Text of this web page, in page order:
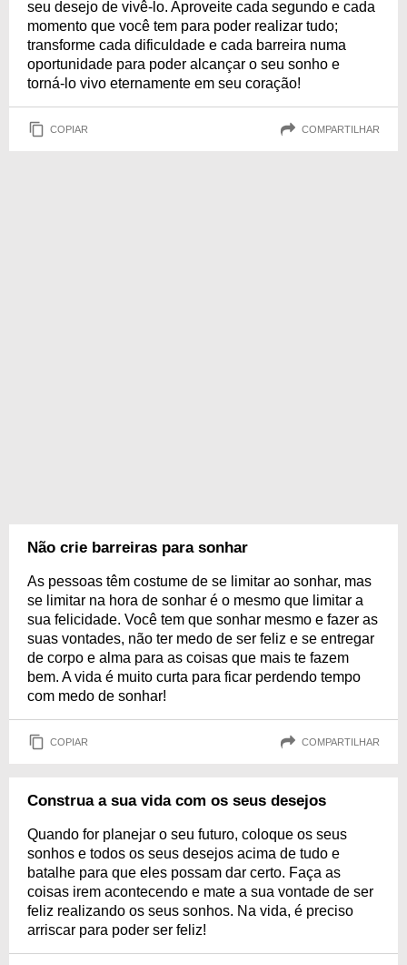
seu desejo de vivê-lo. Aproveite cada segundo e cada
momento que você tem para poder realizar tudo;
transforme cada dificuldade e cada barreira numa
oportunidade para poder alcançar o seu sonho e
torná-lo vivo eternamente em seu coração!
COPIAR COMPARTILHAR
Não crie barreiras para sonhar
As pessoas têm costume de se limitar ao sonhar, mas
se limitar na hora de sonhar é o mesmo que limitar a
sua felicidade. Você tem que sonhar mesmo e fazer as
suas vontades, não ter medo de ser feliz e se entregar
de corpo e alma para as coisas que mais te fazem
bem. A vida é muito curta para ficar perdendo tempo
com medo de sonhar!
COPIAR COMPARTILHAR
Construa a sua vida com os seus desejos
Quando for planejar o seu futuro, coloque os seus
sonhos e todos os seus desejos acima de tudo e
batalhe para que eles possam dar certo. Faça as
coisas irem acontecendo e mate a sua vontade de ser
feliz realizando os seus sonhos. Na vida, é preciso
arriscar para poder ser feliz!